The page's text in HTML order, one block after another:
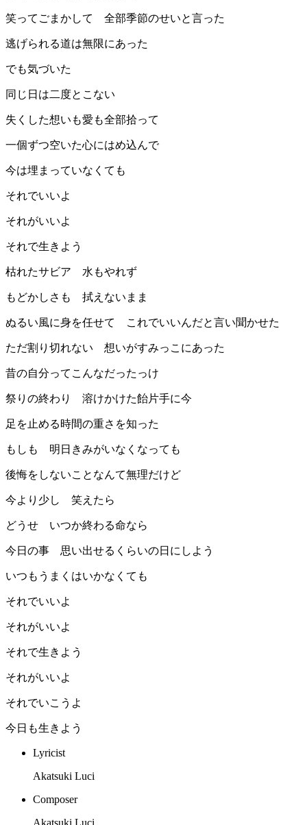
笑ってごまかして 全部季節のせいと言った
逃げられる道は無限にあった
でも気づいた
同じ日は二度とこない
失くした想いも愛も全部拾って
一個ずつ空いた心にはめ込んで
今は埋まっていなくても
それでいいよ
それがいいよ
それで生きよう
枯れたサビア 水もやれず
もどかしさも 拭えないまま
ぬるい風に身を任せて これでいいんだと言い聞かせた
ただ割り切れない 想いがすみっこにあった
昔の自分ってこんなだったっけ
祭りの終わり 溶けかけた飴片手に今
足を止める時間の重さを知った
もしも 明日きみがいなくなっても
後悔をしないことなんて無理だけど
今より少し 笑えたら
どうせ いつか終わる命なら
今日の事 思い出せるくらいの日にしよう
いつもうまくはいかなくても
それでいいよ
それがいいよ
それで生きよう
それがいいよ
それでいこうよ
今日も生きよう
Lyricist
Akatsuki Luci
Composer